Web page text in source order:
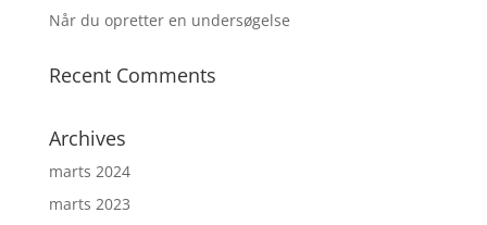
Når du opretter en undersøgelse
Recent Comments
Archives
marts 2024
marts 2023